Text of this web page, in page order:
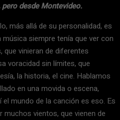
desde Montevideo.
más allá de su personalidad, es
siempre tenía que ver con
vinieran de diferentes
voracidad sin límites, que
la historia, el cine. Hablamos
en una movida o escena,
mundo de la canción es eso. Es
vientos, que vienen de